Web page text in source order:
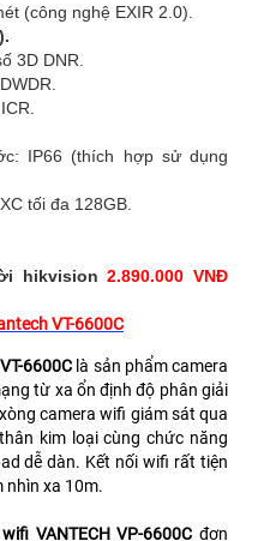
(công nghệ EXIR 2.0).
3D DNR.
IP66 (thích hợp sử dụng
tối đa 128GB.
hikvision 2.890.000 VNĐ
VT-6600C
6600C là sản phẩm camera
từ xa ổn định độ phân giải
camera wifi giám sát qua
kim loại cùng chức năng
dễ dàn. Kết nối wifi rất tiện
nhìn xa 10m.
VANTECH VP-6600C đơn